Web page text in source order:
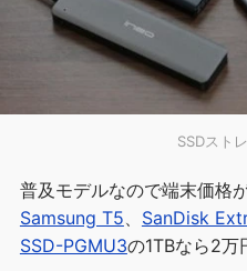
SSDスト
普及モデルなので端末価格
Samsung T5
SanDisk
SSD-PGMU3の1TBなら2万